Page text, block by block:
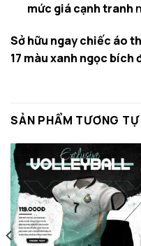
mức giá cạnh tranh
Sở hữu ngay chiếc áo
17 màu xanh ngọc
SẢN PHẨM TƯƠNG TỰ